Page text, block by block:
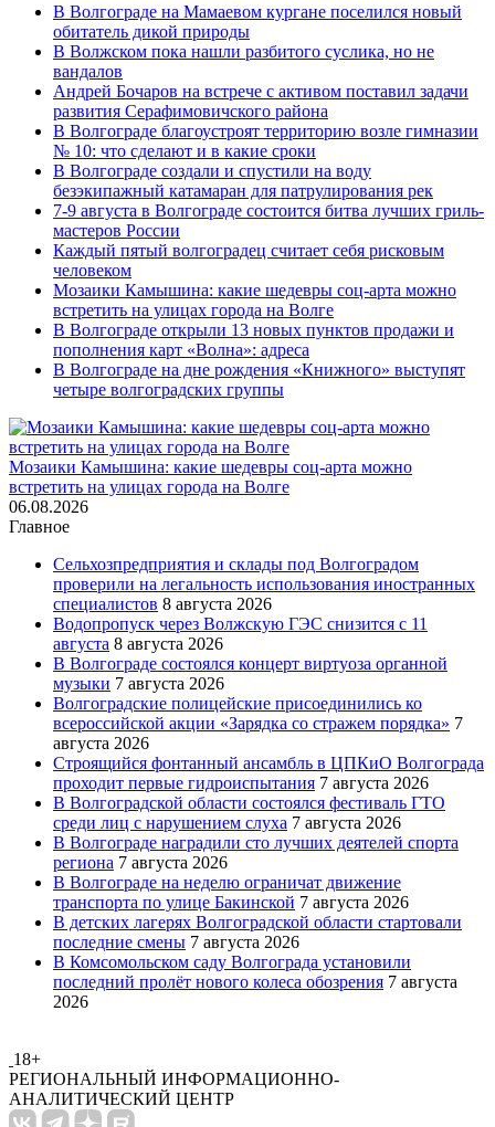
В Волгограде на Мамаевом кургане поселился новый
обитатель дикой природы
В Волжском пока нашли разбитого суслика, но не
вандалов
Андрей Бочаров на встрече с активом поставил задачи
развития Серафимовичского района
В Волгограде благоустроят территорию возле гимназии
№ 10: что сделают и в какие сроки
В Волгограде создали и спустили на воду
безэкипажный катамаран для патрулирования рек
7-9 августа в Волгограде состоится битва лучших гриль-
мастеров России
Каждый пятый волгоградец считает себя рисковым
человеком
Мозаики Камышина: какие шедевры соц-арта можно
встретить на улицах города на Волге
В Волгограде открыли 13 новых пунктов продажи и
пополнения карт «Волна»: адреса
В Волгограде на дне рождения «Книжного» выступят
четыре волгоградских группы
Мозаики Камышина: какие шедевры соц-арта можно
встретить на улицах города на Волге
06.08.2026
Главное
Сельхозпредприятия и склады под Волгоградом
проверили на легальность использования иностранных
специалистов 8 августа 2026
Водопропуск через Волжскую ГЭС снизится с 11
августа 8 августа 2026
В Волгограде состоялся концерт виртуоза органной
музыки 7 августа 2026
Волгоградские полицейские присоединились ко
всероссийской акции «Зарядка со стражем порядка» 7
августа 2026
Строящийся фонтанный ансамбль в ЦПКиО Волгограда
проходит первые гидроиспытания 7 августа 2026
В Волгоградской области состоялся фестиваль ГТО
среди лиц с нарушением слуха 7 августа 2026
В Волгограде наградили сто лучших деятелей спорта
региона 7 августа 2026
В Волгограде на неделю ограничат движение
транспорта по улице Бакинской 7 августа 2026
В детских лагерях Волгоградской области стартовали
последние смены 7 августа 2026
В Комсомольском саду Волгограда установили
последний пролёт нового колеса обозрения 7 августа
2026
18+
РЕГИОНАЛЬНЫЙ ИНФОРМАЦИОННО-
АНАЛИТИЧЕСКИЙ ЦЕНТР